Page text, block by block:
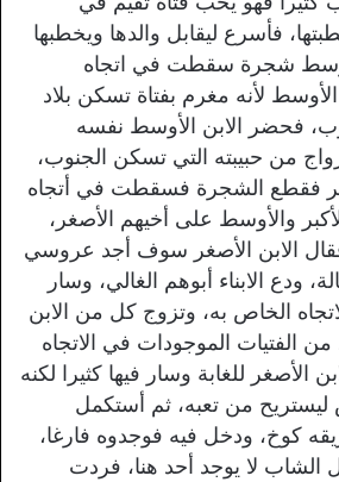
فأسرع ليقابل والدها ويخطبها
شجرة سقطت في اتجاه
لأنه مغرم بفتاة تسكن بلاد
فحضر الابن الأوسط نفسه
من حبيبته التي تسكن الجنوب،
فقطع الشجرة فسقطت في أتجاه
والأوسط على أخيهم الأصغر،
الابن الأصغر سوف أجد عروسي
ودع الابناء أبوهم الغالي، وسار
الخاص به، وتزوج كل من الابن
من الفتيات الموجودات في الاتجاه
الأصغر للغابة وسار فيها كثيرا لكنه
من تعبه، ثم أستكمل
كوخ، ودخل فيه فوجدوه فارغا،
الشاب لا يوجد أحد هنا، فردت